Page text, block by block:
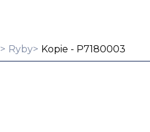
Ryby Kopie - P7180003